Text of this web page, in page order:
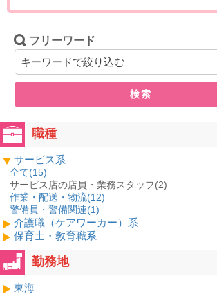
フリーワード
検索
職種
サービス系
全て(15)
サービス店の店員・業務スタッフ(2)
作業・配送・物流(12)
警備員・警備関連(1)
介護職（ケアワーカー）系
保育士・教育職系
勤務地
東海